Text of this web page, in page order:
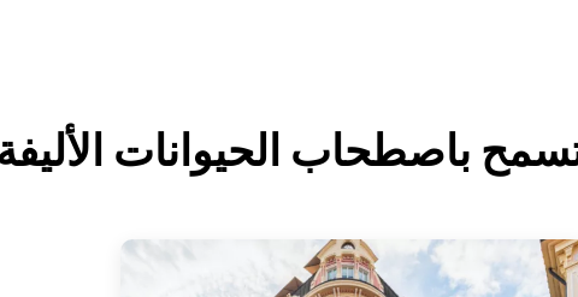
باصطحاب الحيوانات